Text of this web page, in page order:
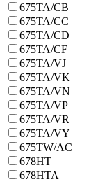
675TA/CB
675TA/CC
675TA/CD
675TA/CF
675TA/VJ
675TA/VK
675TA/VN
675TA/VP
675TA/VR
675TA/VY
675TW/AC
678HT
678HTA